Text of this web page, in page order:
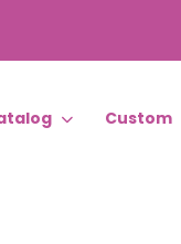
Custom